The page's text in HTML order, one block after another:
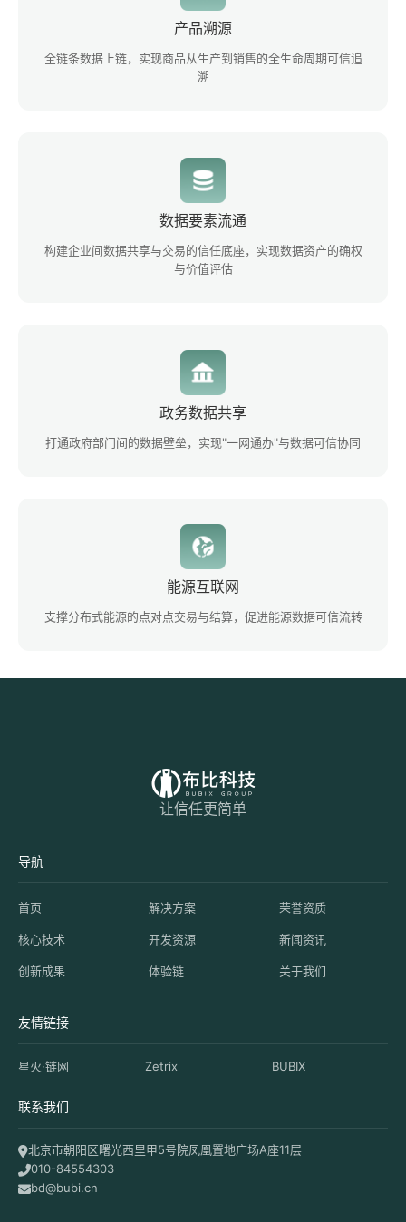
产品溯源
全链条数据上链，实现商品从生产到销售的全生命周期可信追
溯
数据要素流通
构建企业间数据共享与交易的信任底座，实现数据资产的确权
与价值评估
政务数据共享
打通政府部门间的数据壁垒，实现"一网通办"与数据可信协同
能源互联网
支撑分布式能源的点对点交易与结算，促进能源数据可信流转
让信任更简单
导航
首页
核心技术
创新成果
解决方案
开发资源
体验链
荣誉资质
新闻资讯
关于我们
友情链接
星火·链网 Zetrix BUBIX
联系我们
北京市朝阳区曙光西里甲5号院凤凰置地广场A座11层
010-84554303
bd@bubi.cn